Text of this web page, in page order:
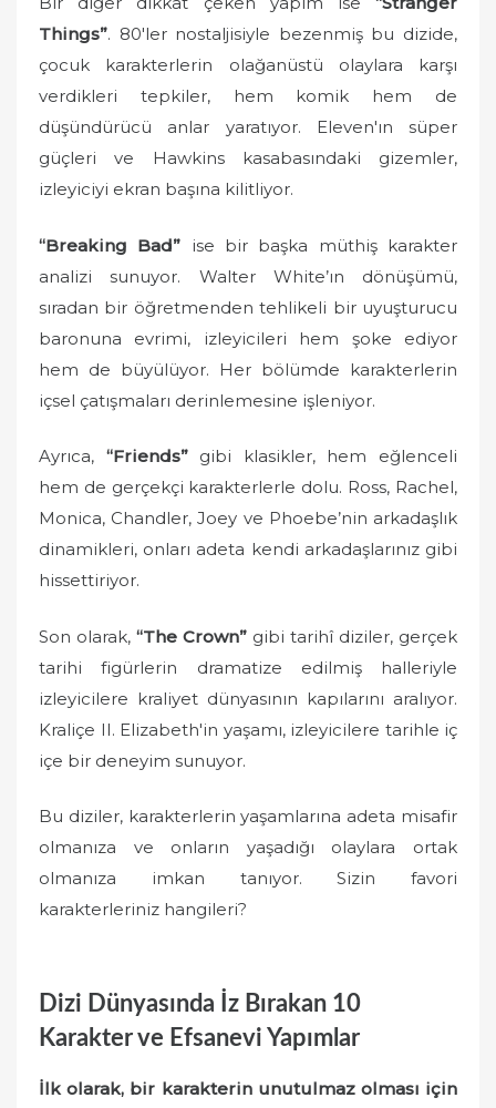
Things”. 80'ler nostaljisiyle bezenmiş bu dizide,
çocuk karakterlerin olağanüstü olaylara karşı
verdikleri tepkiler, hem komik hem de
düşündürücü anlar yaratıyor. Eleven'ın süper
güçleri ve Hawkins kasabasındaki gizemler,
izleyiciyi ekran başına kilitliyor.
“Breaking Bad” ise bir başka müthiş karakter
analizi sunuyor. Walter White’ın dönüşümü,
sıradan bir öğretmenden tehlikeli bir uyuşturucu
baronuna evrimi, izleyicileri hem şoke ediyor
hem de büyülüyor. Her bölümde karakterlerin
içsel çatışmaları derinlemesine işleniyor.
Ayrıca, “Friends”gibi klasikler, hem eğlenceli
hem de gerçekçi karakterlerle dolu. Ross, Rachel,
Monica, Chandler, Joey ve Phoebe’nin arkadaşlık
dinamikleri, onları adeta kendi arkadaşlarınız gibi
hissettiriyor.
Son olarak, “The Crown” gibi tarihî diziler, gerçek
tarihi figürlerin dramatize edilmiş halleriyle
izleyicilere kraliyet dünyasının kapılarını aralıyor.
Kraliçe II. Elizabeth'in yaşamı, izleyicilere tarihle iç
içe bir deneyim sunuyor.
Bu diziler, karakterlerin yaşamlarına adeta misafir
olmanıza ve onların yaşadığı olaylara ortak
olmanıza imkan tanıyor. Sizin favori
karakterleriniz hangileri?
Dizi Dünyasında İz Bırakan 10
Karakter ve Efsanevi Yapımlar
İlk olarak, bir karakterin unutulmaz olması için